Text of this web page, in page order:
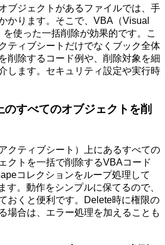
ブジェクトがあるファイルでは、手
かります。そこで、VBA（Visual
使った一括削除が効果的です。こ
ティブシートだけでなくブック全体
削除するコード例や、削除対象を細
します。セキュリティ設定や実行時
すべてのオブジェクトを削
クティブシート）上にあるすべての
クトを一括で削除するVBAコード
コレクションをループ処理して
す。動作をシンプルに保てるので、
おくと便利です。Delete時に権限の
場合は、エラー処理を加えることも